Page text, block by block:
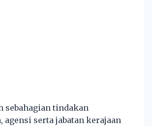
sebahagian tindakan
serta jabatan kerajaan